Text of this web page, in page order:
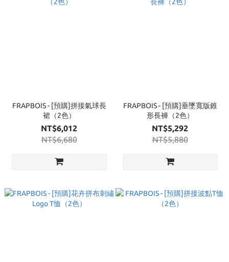
FRAPBOIS - [預購]拼接氣球長
裙（2色）
NT$6,012
NT$6,680
FRAPBOIS - [預購]垂墜寬版錐
形長褲（2色）
NT$5,292
NT$5,880